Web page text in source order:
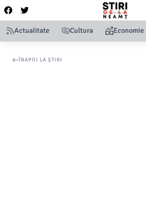
Actualitate Cultura Economie
ÎNAPOI LA ȘTIRI